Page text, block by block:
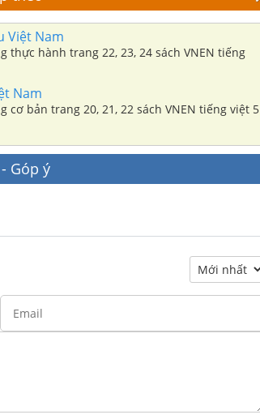
Việt Nam
thực hành trang 22, 23, 24 sách VNEN tiếng
Nam
cơ bản trang 20, 21, 22 sách VNEN tiếng việt 5
Góp ý